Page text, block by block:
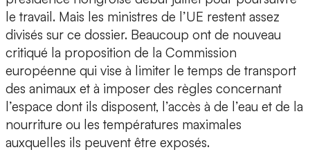
le travail. Mais les ministres de l’UE restent assez
divisés sur ce dossier. Beaucoup ont de nouveau
critiqué la proposition de la Commission
européenne qui vise à limiter le temps de transport
des animaux et à imposer des règles concernant
l’espace dont ils disposent, l’accès à de l’eau et de la
nourriture ou les températures maximales
auxquelles ils peuvent être exposés.